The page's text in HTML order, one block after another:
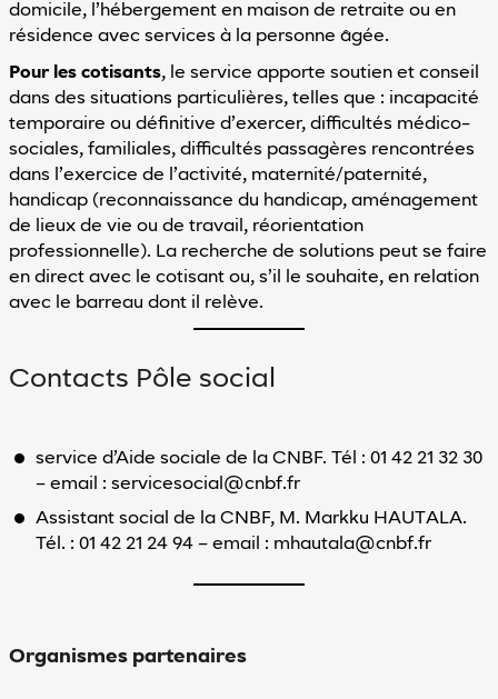
domicile, l’hébergement en maison de retraite ou en
résidence avec services à la personne âgée.
Pour les cotisants, le service apporte soutien et conseil
dans des situations particulières, telles que : incapacité
temporaire ou définitive d’exercer, difficultés médico-
sociales, familiales, difficultés passagères rencontrées
dans l’exercice de l’activité, maternité/paternité,
handicap (reconnaissance du handicap, aménagement
de lieux de vie ou de travail, réorientation
professionnelle). La recherche de solutions peut se faire
en direct avec le cotisant ou, s’il le souhaite, en relation
avec le barreau dont il relève.
Contacts Pôle social
service d’Aide sociale de la CNBF. Tél : 01 42 21 32 30
– email : servicesocial@cnbf.fr
Assistant social de la CNBF, M. Markku HAUTALA.
Tél. : 01 42 21 24 94 – email : mhautala@cnbf.fr
Organismes partenaires